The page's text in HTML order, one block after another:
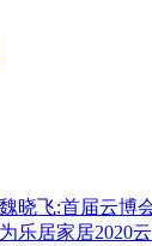
晓飞:首届云博
乐居家居2020